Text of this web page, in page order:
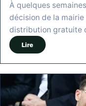
À quelques
décision de la
distribution gratuite
Lire